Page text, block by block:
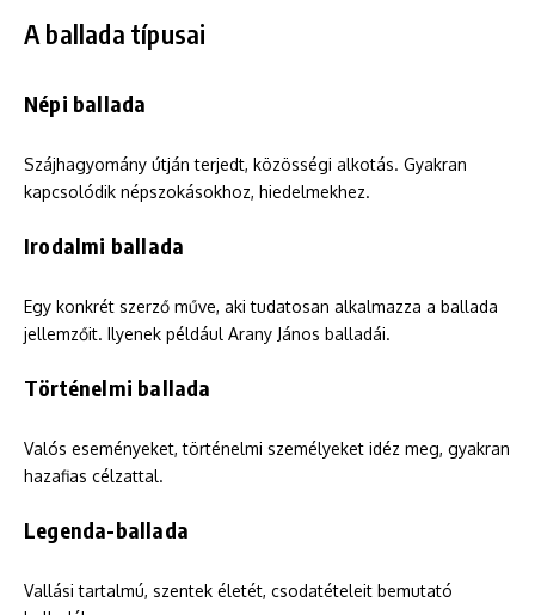
A ballada típusai
Népi ballada
Szájhagyomány útján terjedt, közösségi alkotás. Gyakran
kapcsolódik népszokásokhoz, hiedelmekhez.
Irodalmi ballada
Egy konkrét szerző műve, aki tudatosan alkalmazza a ballada
jellemzőit. Ilyenek például Arany János balladái.
Történelmi ballada
Valós eseményeket, történelmi személyeket idéz meg, gyakran
hazafias célzattal.
Legenda-ballada
Vallási tartalmú, szentek életét, csodatételeit bemutató